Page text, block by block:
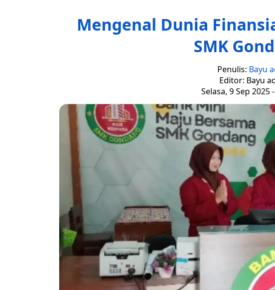
Mengenal Dunia
SMK
Penulis: Bayu
Editor: Bayu
Selasa, 9 Sep 2025